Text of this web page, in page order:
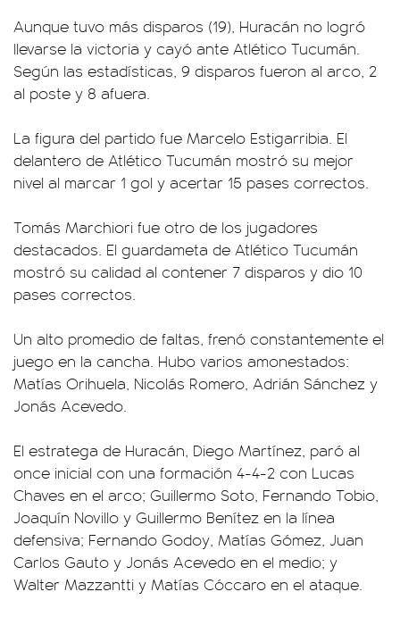
Aunque tuvo más disparos (19), Huracán no logró
llevarse la victoria y cayó ante Atlético Tucumán.
Según las estadísticas, 9 disparos fueron al arco, 2
al poste y 8 afuera.
La figura del partido fue Marcelo Estigarribia. El
delantero de Atlético Tucumán mostró su mejor
nivel al marcar 1 gol y acertar 15 pases correctos.
Tomás Marchiori fue otro de los jugadores
destacados. El guardameta de Atlético Tucumán
mostró su calidad al contener 7 disparos y dio 10
pases correctos.
Un alto promedio de faltas, frenó constantemente el
juego en la cancha. Hubo varios amonestados:
Matías Orihuela, Nicolás Romero, Adrián Sánchez y
Jonás Acevedo.
El estratega de Huracán, Diego Martínez, paró al
once inicial con una formación 4-4-2 con Lucas
Chaves en el arco; Guillermo Soto, Fernando Tobio,
Joaquín Novillo y Guillermo Benítez en la línea
defensiva; Fernando Godoy, Matías Gómez, Juan
Carlos Gauto y Jonás Acevedo en el medio; y
Walter Mazzantti y Matías Cóccaro en el ataque.